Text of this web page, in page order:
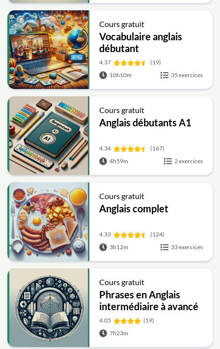
Cours gratuit
Vocabulaire anglais
débutant
4.37
(19)
10h10m
35 exercices
Cours gratuit
Anglais débutants A1
4.34
(167)
4h59m
2 exercices
Cours gratuit
Anglais complet
4.33
(124)
3h12m
33 exercices
Cours gratuit
Phrases en Anglais
intermédiaire à avancé
B2-C1
4.05
(19)
7h23m